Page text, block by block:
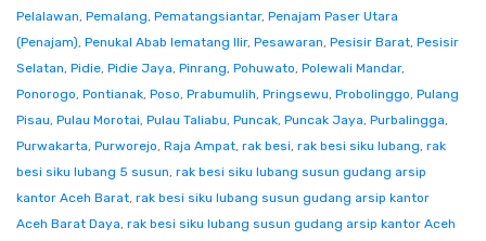
Pelalawan, Pemalang, Pematangsiantar, Penajam Paser Utara
(Penajam), Penukal Abab lematang Ilir, Pesawaran, Pesisir Barat, Pesisir
Selatan, Pidie, Pidie Jaya, Pinrang, Pohuwato, Polewali Mandar,
Ponorogo, Pontianak, Poso, Prabumulih, Pringsewu, Probolinggo, Pulang
Pisau, Pulau Morotai, Pulau Taliabu, Puncak, Puncak Jaya, Purbalingga,
Purwakarta, Purworejo, Raja Ampat, rak besi, rak besi siku lubang, rak
besi siku lubang 5 susun, rak besi siku lubang susun gudang arsip
kantor Aceh Barat, rak besi siku lubang susun gudang arsip kantor
Aceh Barat Daya, rak besi siku lubang susun gudang arsip kantor Aceh